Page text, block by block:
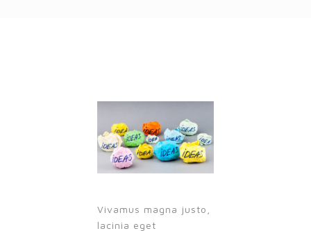
Vivamus magna justo,
lacinia eget